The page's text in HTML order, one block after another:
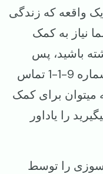
اگریک واقعه که زندگی
نیاز به کمک
باشید، پس
برای درخواست کمک عاجل با شماره 9-1-1 تماس
میتوان برای کمک
9-1-1 تماس بیگیرید را یاداور
سوزی را توسط